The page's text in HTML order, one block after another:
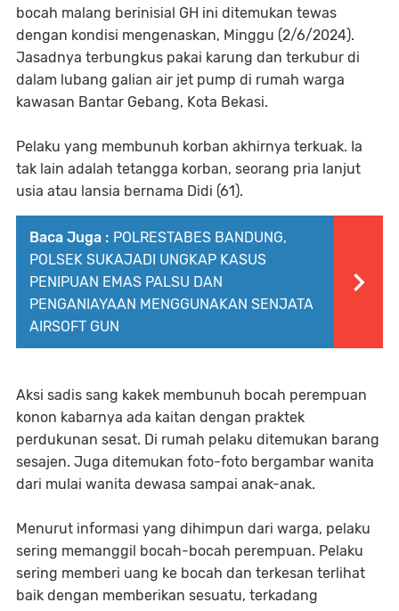
bocah malang berinisial GH ini ditemukan tewas
dengan kondisi mengenaskan, Minggu (2/6/2024).
Jasadnya terbungkus pakai karung dan terkubur di
dalam lubang galian air jet pump di rumah warga
kawasan Bantar Gebang, Kota Bekasi.
Pelaku yang membunuh korban akhirnya terkuak. Ia
tak lain adalah tetangga korban, seorang pria lanjut
usia atau lansia bernama Didi (61).
Baca Juga : POLRESTABES BANDUNG,
POLSEK SUKAJADI UNGKAP KASUS
PENIPUAN EMAS PALSU DAN
PENGANIAYAAN MENGGUNAKAN SENJATA
AIRSOFT GUN
Aksi sadis sang kakek membunuh bocah perempuan
konon kabarnya ada kaitan dengan praktek
perdukunan sesat. Di rumah pelaku ditemukan barang
sesajen. Juga ditemukan foto-foto bergambar wanita
dari mulai wanita dewasa sampai anak-anak.
Menurut informasi yang dihimpun dari warga, pelaku
sering memanggil bocah-bocah perempuan. Pelaku
sering memberi uang ke bocah dan terkesan terlihat
baik dengan memberikan sesuatu, terkadang